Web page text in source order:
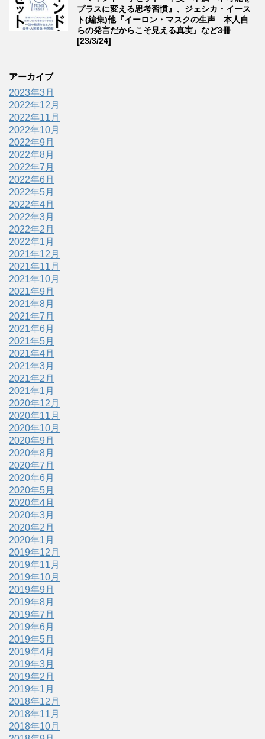
プラスに変える思考習慣』、ジェシカ・イース
ト(編集)他『イーロン・マスクの生声 本人自
らの発言だからこそ見える真実』など3冊
[23/3/24]
アーカイブ
2023年3月
2022年12月
2022年11月
2022年10月
2022年9月
2022年8月
2022年7月
2022年6月
2022年5月
2022年4月
2022年3月
2022年2月
2022年1月
2021年12月
2021年11月
2021年10月
2021年9月
2021年8月
2021年7月
2021年6月
2021年5月
2021年4月
2021年3月
2021年2月
2021年1月
2020年12月
2020年11月
2020年10月
2020年9月
2020年8月
2020年7月
2020年6月
2020年5月
2020年4月
2020年3月
2020年2月
2020年1月
2019年12月
2019年11月
2019年10月
2019年9月
2019年8月
2019年7月
2019年6月
2019年5月
2019年4月
2019年3月
2019年2月
2019年1月
2018年12月
2018年11月
2018年10月